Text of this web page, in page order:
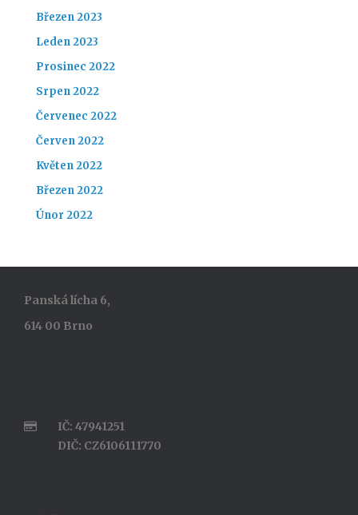
Březen 2023
Leden 2023
Prosinec 2022
Srpen 2022
Červenec 2022
Červen 2022
Květen 2022
Březen 2022
Únor 2022
Panská lícha 6,
614 00 Brno
IČ: 47941251
DIČ: CZ6106111770